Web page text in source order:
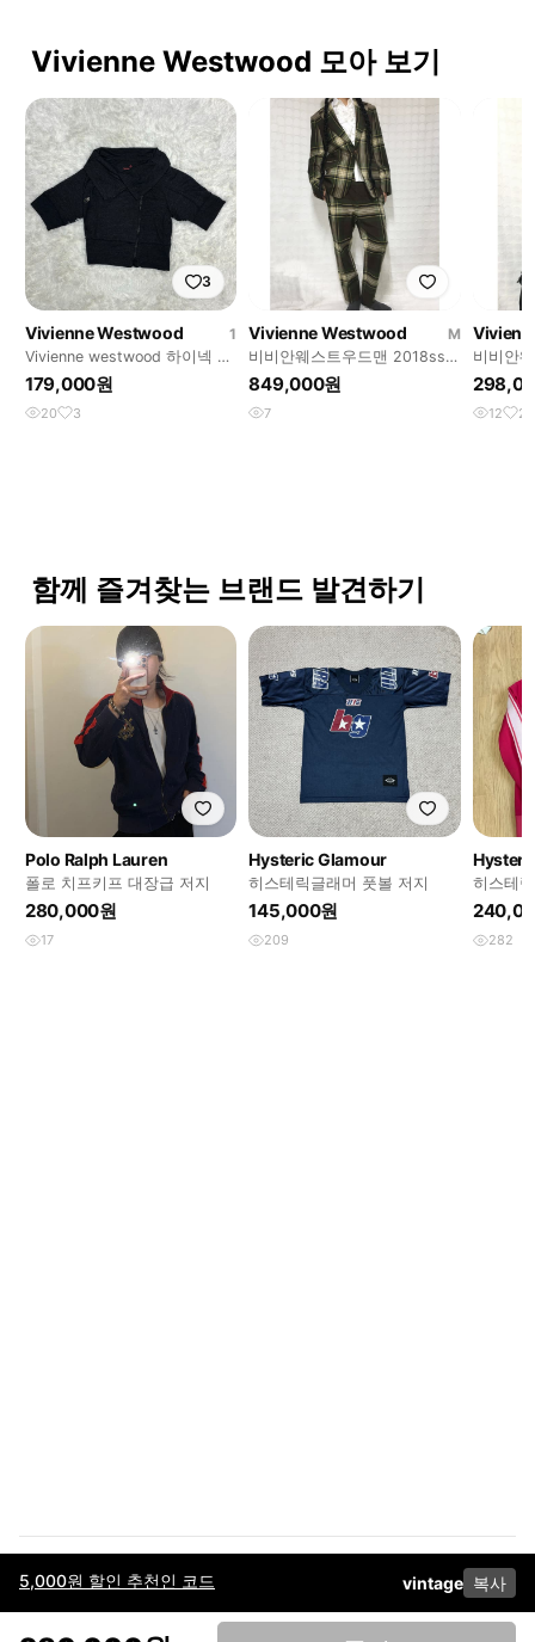
5,000원 할인 추천인 코드 vintage 복사
Vivienne Westwood 모아 보기
3
Vivienne Westwood
1
Vivienne westwood 하이넥 반
팔 집업
179,000원
20 3
Vivienne Westwood
M
비비안웨스트우드맨 2018ss
타탄체크 테일러드 수트 셋업
849,000원
7
비비안
트라이
12 2
함께 즐겨찾는 브랜드 발견하기
Polo Ralph Lauren
폴로 치프키프 대장급 저지
280,000원
17
Hysteric Glamour
히스테릭글래머 풋볼 저지
145,000원
209
히스테
282
이용약관고객센터판매개인정보 처리방침사업자 정보다운로드